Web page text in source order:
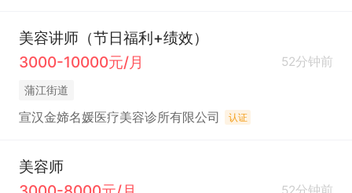
美容讲师（节日福利+绩效）
3000-10000元/月
52分钟前
蒲江街道
宣汉金媂名媛医疗美容诊所有限公司 认证
美容师